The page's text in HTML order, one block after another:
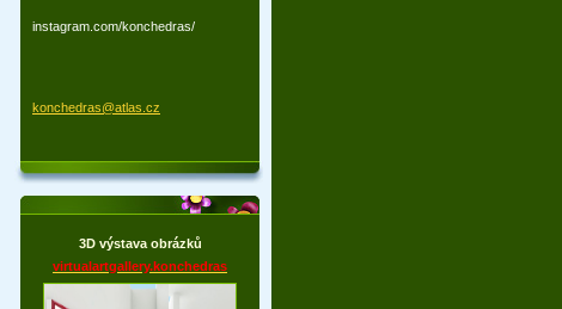
instagram.com/konchedras/
konchedras@atlas .cz
3D výstava obrázků
virtualartgallery.konchedras